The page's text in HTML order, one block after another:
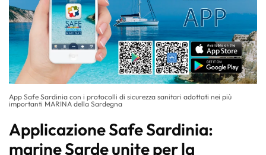
App Safe Sardinia con i protocolli di sicurezza sanitari adottati nei più
importanti MARINA della Sardegna
Applicazione Safe Sardinia:
marine Sarde unite per la